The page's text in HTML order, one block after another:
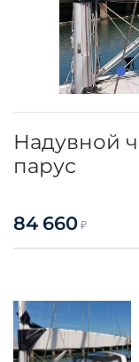
Надувной
парус
84 660 ₽